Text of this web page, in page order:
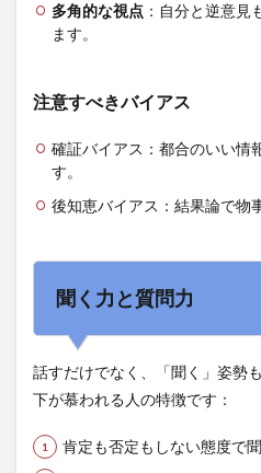
多角的な視点 ：自分と逆意見
ます。
注意すべきバイアス
確証バイアス：都合のいい情
す。
後知恵バイアス：結果論で物
聞く力と質問力
話すだけでなく、「聞く」姿勢
下が慕われる人の特徴です：
肯定も否定もしない態度で聞